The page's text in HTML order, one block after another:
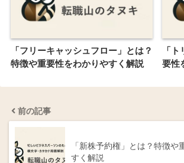
「フリーキャッシュフロー」とは？
特徴や重要性をわかりやすく解説
「
要性
前の記事
「新株予約権」とは？特徴や
すく解説